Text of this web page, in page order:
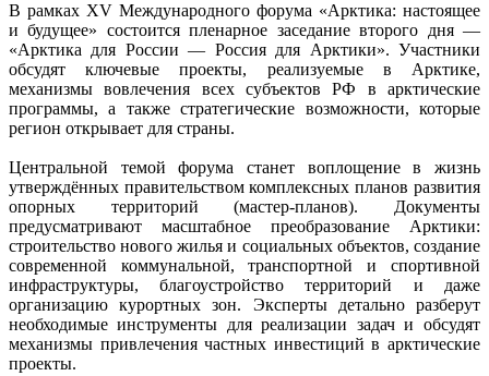
В рамках XV Международного форума «Арктика: настоящее
и будущее» состоится пленарное заседание второго дня —
«Арктика для России — Россия для Арктики». Участники
обсудят ключевые проекты, реализуемые в Арктике,
механизмы вовлечения всех субъектов РФ в арктические
программы, а также стратегические возможности, которые
регион открывает для страны.
Центральной темой форума станет воплощение в жизнь
утверждённых правительством комплексных планов развития
опорных территорий (мастер‑планов). Документы
предусматривают масштабное преобразование Арктики:
строительство нового жилья и социальных объектов, создание
современной коммунальной, транспортной и спортивной
инфраструктуры, благоустройство территорий и даже
организацию курортных зон. Эксперты детально разберут
необходимые инструменты для реализации задач и обсудят
механизмы привлечения частных инвестиций в арктические
проекты.